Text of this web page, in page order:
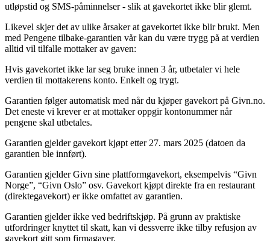
utløpstid og SMS-påminnelser - slik at gavekortet ikke blir glemt.
Likevel skjer det av ulike årsaker at gavekortet ikke blir brukt. Men
med Pengene tilbake-garantien vår kan du være trygg på at verdien
alltid vil tilfalle mottaker av gaven:
Hvis gavekortet ikke lar seg bruke innen 3 år, utbetaler vi hele
verdien til mottakerens konto. Enkelt og trygt.
Garantien følger automatisk med når du kjøper gavekort på Givn.no.
Det eneste vi krever er at mottaker oppgir kontonummer når
pengene skal utbetales.
Garantien gjelder gavekort kjøpt etter 27. mars 2025 (datoen da
garantien ble innført).
Garantien gjelder Givn sine plattformgavekort, eksempelvis “Givn
Norge”, “Givn Oslo” osv. Gavekort kjøpt direkte fra en restaurant
(direktegavekort) er ikke omfattet av garantien.
Garantien gjelder ikke ved bedriftskjøp. På grunn av praktiske
utfordringer knyttet til skatt, kan vi dessverre ikke tilby refusjon av
gavekort gitt som firmagaver.